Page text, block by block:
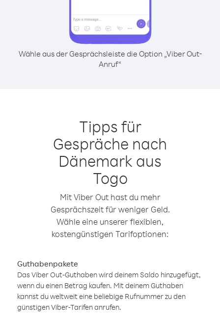
Wähle aus der Gesprächsleiste die Option „Viber Out-
Anruf“
Tipps für
Gespräche nach
Dänemark aus
Togo
Mit Viber Out hast du mehr
Gesprächszeit für weniger Geld.
Wähle eine unserer flexiblen,
kostengünstigen Tarifoptionen:
Guthabenpakete
Das Viber Out-Guthaben wird deinem Saldo hinzugefügt,
wenn du einen Betrag kaufen. Mit deinem Guthaben
kannst du weltweit eine beliebige Rufnummer zu den
günstigen Viber-Tarifen anrufen.